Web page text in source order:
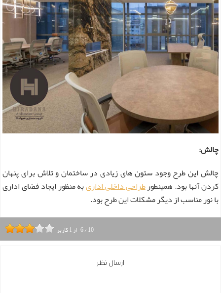
چالش:
چالش این طرح وجود ستون های زیادی در ساختمان و تلاش برای پنهان
کردن آنها بود. همینطورطراحی داخلی اداریبه منظور ایجاد فضای اداری
با نور مناسب از دیگر مشکلات این طرح بود.
6/10 از 1کاربر
ارسال نظر